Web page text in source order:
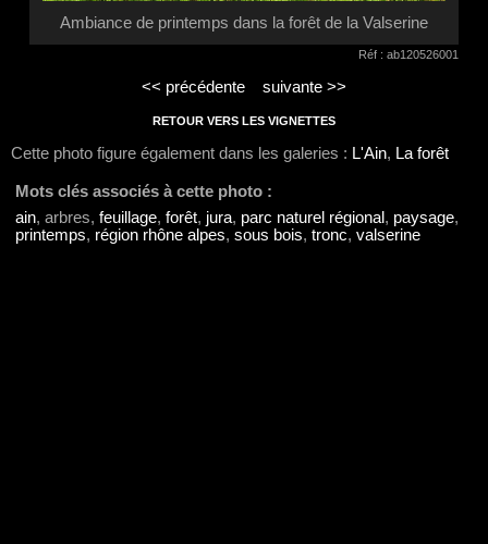
Ambiance de printemps dans la forêt de la Valserine
Réf : ab120526001
<< précédente suivante >>
RETOUR VERS LES VIGNETTES
Cette photo figure également dans les galeries : L'Ain, La forêt
Mots clés associés à cette photo :
ain, arbres, feuillage, forêt, jura, parc naturel régional , paysage,
printemps, région rhône alpes, sous bois, tronc, valserine